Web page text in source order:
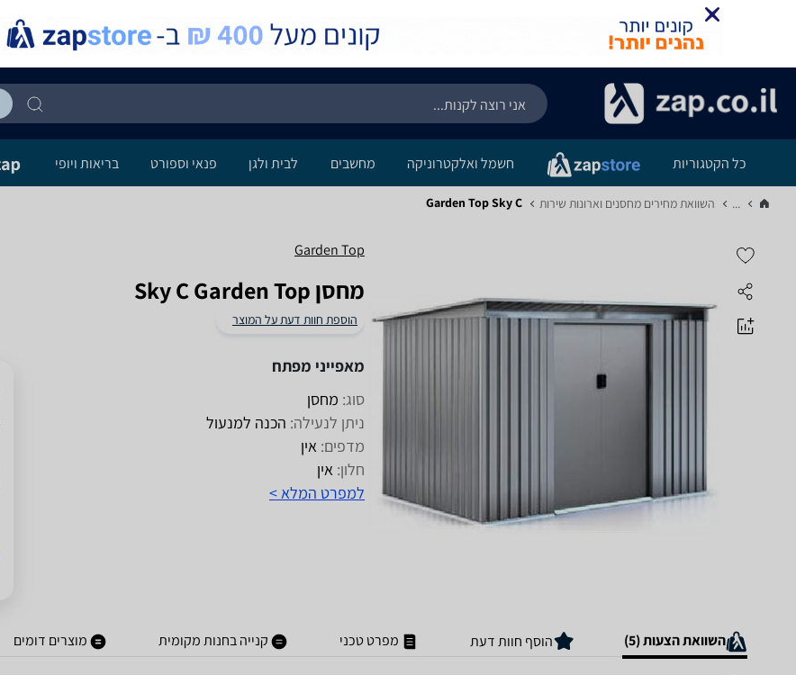
כל הקטגוריות חשמל ואלקטרוניקה מחשבים לבית ולגן פנאי וספורט בריאות ויופי
... השוואת מחירים מחסנים וארונות שירות‏ Garden Top Sky C
Garden Top
‏מחסן Sky C Garden Top
הוספת חוות דעת על המוצר
מאפייני מפתח
סוג: מחסן
ניתן לנעילה: הכנה למנעול
מדפים: אין
חלון: אין
למפרט המלא >
השוואת הצעות (5) הוסף חוות דעת מפרט טכני קנייה בחנות מקומית מוצרים דומים